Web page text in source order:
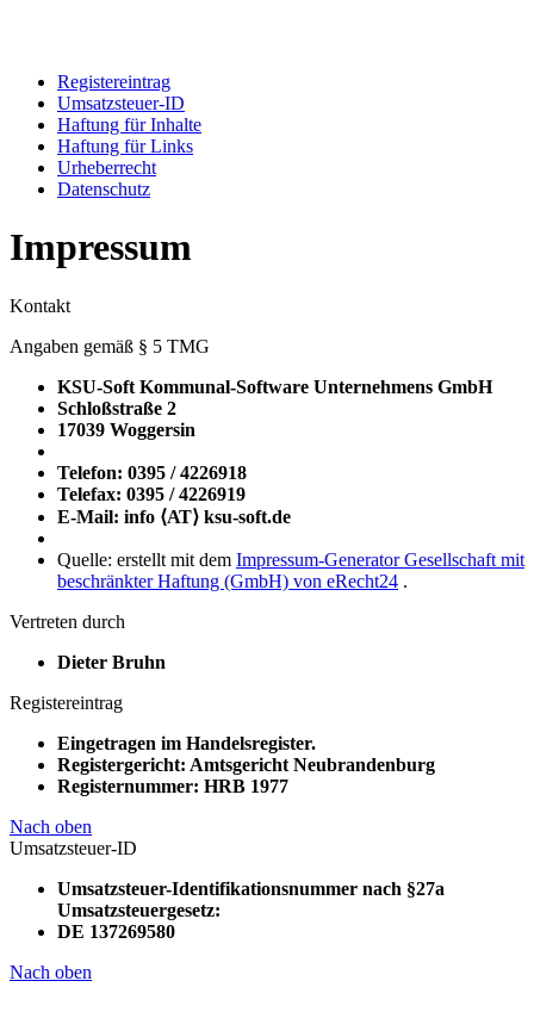
Registereintrag
Umsatzsteuer-ID
Haftung für Inhalte
Haftung für Links
Urheberrecht
Datenschutz
Impressum
Kontakt
Angaben gemäß § 5 TMG
KSU-Soft Kommunal-Software Unternehmens GmbH
Schloßstraße 2
17039 Woggersin
Telefon: 0395 / 4226918
Telefax: 0395 / 4226919
E-Mail: info ⟨ΑΤ⟩ ksu-soft.de
Quelle: erstellt mit dem Impressum-Generator Gesellschaft mit
beschränkter Haftung (GmbH) von eRecht24 .
Vertreten durch
Dieter Bruhn
Registereintrag
Eingetragen im Handelsregister.
Registergericht: Amtsgericht Neubrandenburg
Registernummer: HRB 1977
Nach oben
Umsatzsteuer-ID
Umsatzsteuer-Identifikationsnummer nach §27a
Umsatzsteuergesetz:
DE 137269580
Nach oben